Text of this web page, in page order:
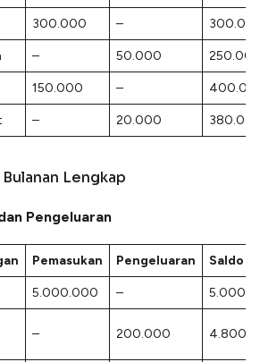
300.000 –
– 50.000
150.000 –
– 20.000
Lengkap
Pengeluaran
Pemasukan Pengeluaran Saldo
5.000.000 –
– 200.000